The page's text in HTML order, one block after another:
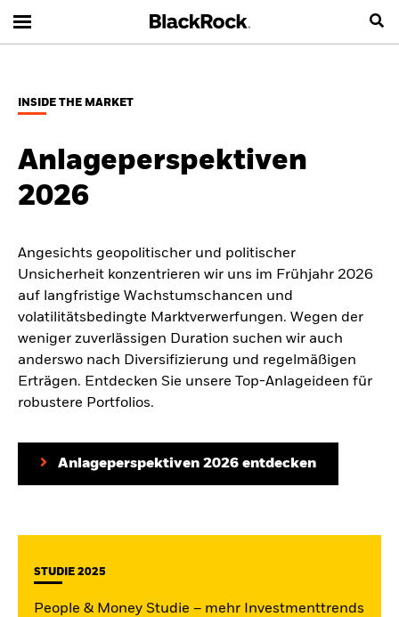
INSIDE THE MARKET
Anlageperspektiven
2026
Angesichts geopolitischer und politischer
Unsicherheit konzentrieren wir uns im Frühjahr 2026
auf langfristige Wachstumschancen und
volatilitätsbedingte Marktverwerfungen. Wegen der
weniger zuverlässigen Duration suchen wir auch
anderswo nach Diversifizierung und regelmäßigen
Erträgen. Entdecken Sie unsere Top-Anlageideen für
robustere Portfolios.
Anlageperspektiven 2026 entdecken
STUDIE 2025
People & Money Studie – mehr Investmenttrends